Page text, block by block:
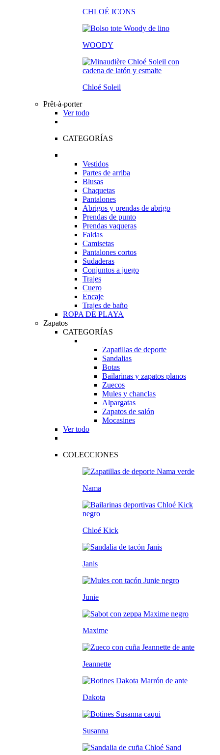
CHLOÉ ICONS
WOODY
Chloé Soleil
Prêt-à-porter
Ver todo
CATEGORÍAS
Vestidos
Partes de arriba
Blusas
Chaquetas
Pantalones
Abrigos y prendas de abrigo
Prendas de punto
Prendas vaqueras
Faldas
Camisetas
Pantalones cortos
Sudaderas
Conjuntos a juego
Trajes
Cuero
Encaje
Trajes de baño
ROPA DE PLAYA
Zapatos
CATEGORÍAS
Zapatillas de deporte
Sandalias
Botas
Bailarinas y zapatos planos
Zuecos
Mules y chanclas
Alpargatas
Zapatos de salón
Mocasines
Ver todo
COLECCIONES
Nama
Chloé Kick
Janis
Junie
Maxime
Jeannette
Dakota
Susanna